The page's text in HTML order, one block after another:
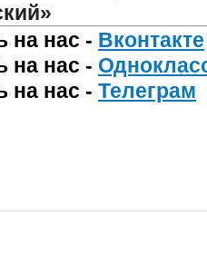
на нас - Вконтакте
на нас -
на нас - Телеграм